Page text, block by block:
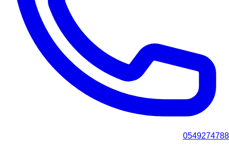
0549274788